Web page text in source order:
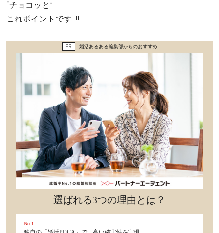
心の処方箋
“チョコッと”
これポイントです..!!
PR 婚活あるある編集部からのおすすめ
選ばれる3つの理由とは？
No.1